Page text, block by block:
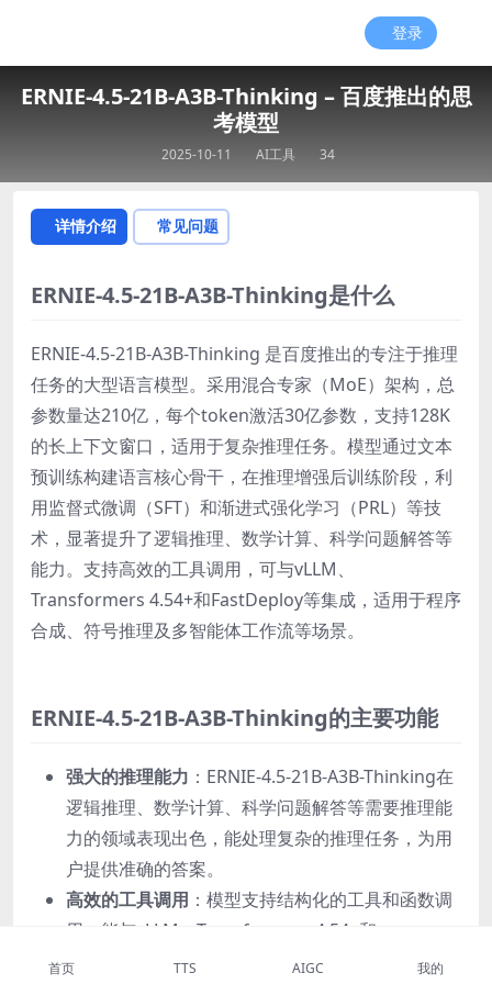
登录
ERNIE-4.5-21B-A3B-Thinking – 百度推出的思
考模型
2025-10-11 AI工具 34
详情介绍 常见问题
ERNIE-4.5-21B-A3B-Thinking是什么
ERNIE-4.5-21B-A3B-Thinking 是百度推出的专注于推理
任务的大型语言模型。采用混合专家（MoE）架构，总
参数量达210亿，每个token激活30亿参数，支持128K
的长上下文窗口，适用于复杂推理任务。模型通过文本
预训练构建语言核心骨干，在推理增强后训练阶段，利
用监督式微调（SFT）和渐进式强化学习（PRL）等技
术，显著提升了逻辑推理、数学计算、科学问题解答等
能力。支持高效的工具调用，可与vLLM、
Transformers 4.54+和FastDeploy等集成，适用于程序
合成、符号推理及多智能体工作流等场景。
ERNIE-4.5-21B-A3B-Thinking的主要功能
强大的推理能力 ：ERNIE-4.5-21B-A3B-Thinking在
逻辑推理、数学计算、科学问题解答等需要推理能
力的领域表现出色，能处理复杂的推理任务，为用
户提供准确的答案。
高效的工具调用 ：模型支持结构化的工具和函数调
用，能与vLLM、Transformers 4.54+和
FastDeploy等进行集成，实现更高效的任务执行和
首页 TTS AIGC 我的